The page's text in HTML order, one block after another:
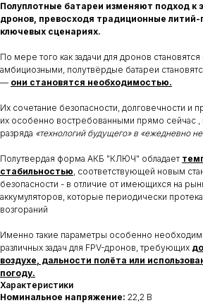
Полуплотные батареи изменяют подход к
дронов, превосходя традиционные
ключевых сценариях.
По мере того как задачи для дронов
амбициозными, полутвёрдые батареи
— они становятся необходимостью.
Их сочетание безопасности, долговечности и
их особенно востребованными прямо сейчас ,
разряда «технологий будущего» в «ежедневно
Полутвердая форма АКБ "КЛЮЧ" обладает
стабильностью, соответствующей новым
безопасности - в отличие от имеющихся на
аккумуляторов, которые периодически
возгораний
Именно такие параметры особенно
различных задач для FPV-дронов, требующих
воздухе, дальности полёта или
погоду.
Характеристики
Номинальное напряжение: 22,2 В